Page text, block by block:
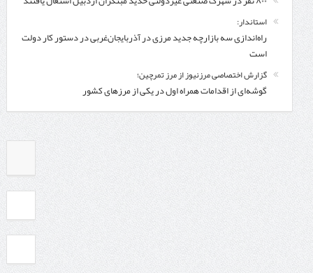
استاندار:
راه‌اندازی سه بازارچه جدید مرزی در آذربایجان‌غربی در دستور کار دولت
است
گزارش اختصاصی مرزنیوز از مرز تمرچین؛
گوشه‌ای از اقدامات همراه اول در یکی از مرزهای کشور